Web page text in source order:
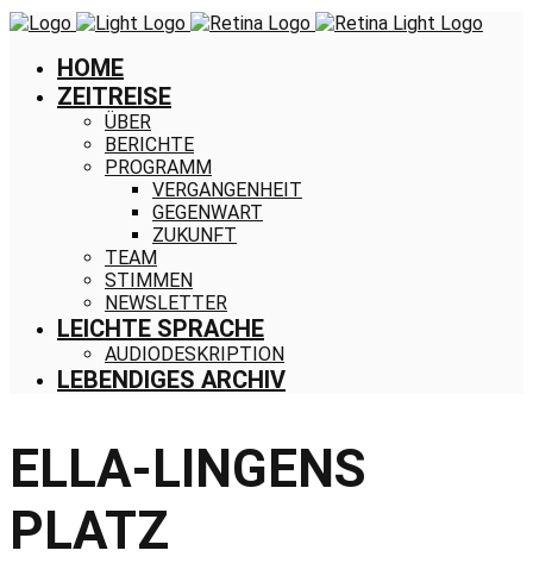
HOME
ZEITREISE
ÜBER
BERICHTE
PROGRAMM
VERGANGENHEIT
GEGENWART
ZUKUNFT
TEAM
STIMMEN
NEWSLETTER
LEICHTE SPRACHE
AUDIODESKRIPTION
LEBENDIGES ARCHIV
ELLA-LINGENS
PLATZ